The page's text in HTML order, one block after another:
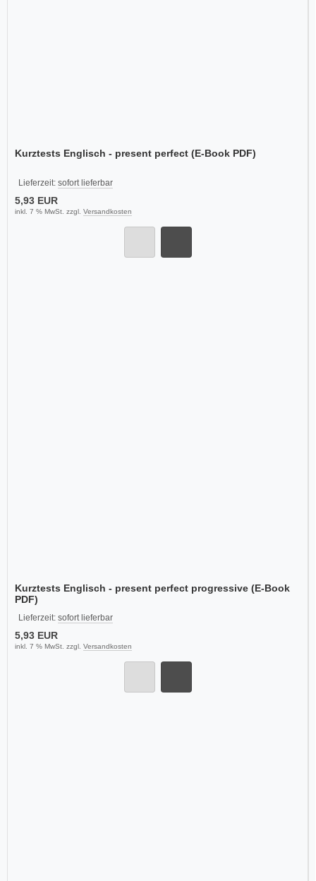
Kurztests Englisch - present perfect (E-Book PDF)
Lieferzeit: sofort lieferbar
5,93 EUR
inkl. 7 % MwSt. zzgl. Versandkosten
Kurztests Englisch - present perfect progressive (E-Book
PDF)
Lieferzeit: sofort lieferbar
5,93 EUR
inkl. 7 % MwSt. zzgl. Versandkosten